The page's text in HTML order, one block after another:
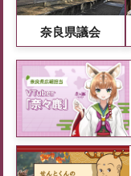
奈良県議会